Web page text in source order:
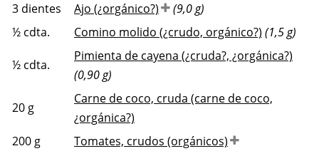
3 dientes Ajo (¿orgánico?)
(9,0 g)
½ cdta. Comino molido (¿crudo, orgánico?) (1,5 g)
½ cdta.
Pimienta de cayena (¿cruda?, ¿orgánica?)
(0,90 g)
20 g
Carne de coco, cruda (carne de coco,
¿orgánica?)
200 g Tomates, crudos (orgánicos)